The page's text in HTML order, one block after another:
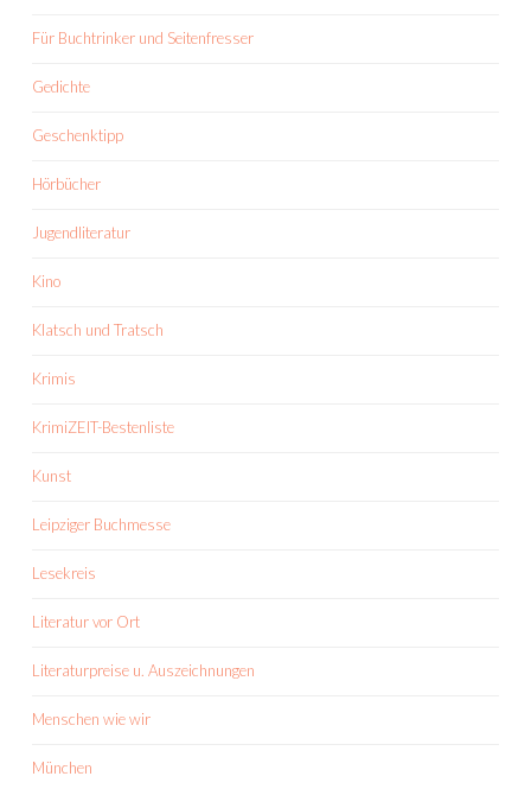
Für Buchtrinker und Seitenfresser
Gedichte
Geschenktipp
Hörbücher
Jugendliteratur
Kino
Klatsch und Tratsch
Krimis
KrimiZEIT-Bestenliste
Kunst
Leipziger Buchmesse
Lesekreis
Literatur vor Ort
Literaturpreise u. Auszeichnungen
Menschen wie wir
München